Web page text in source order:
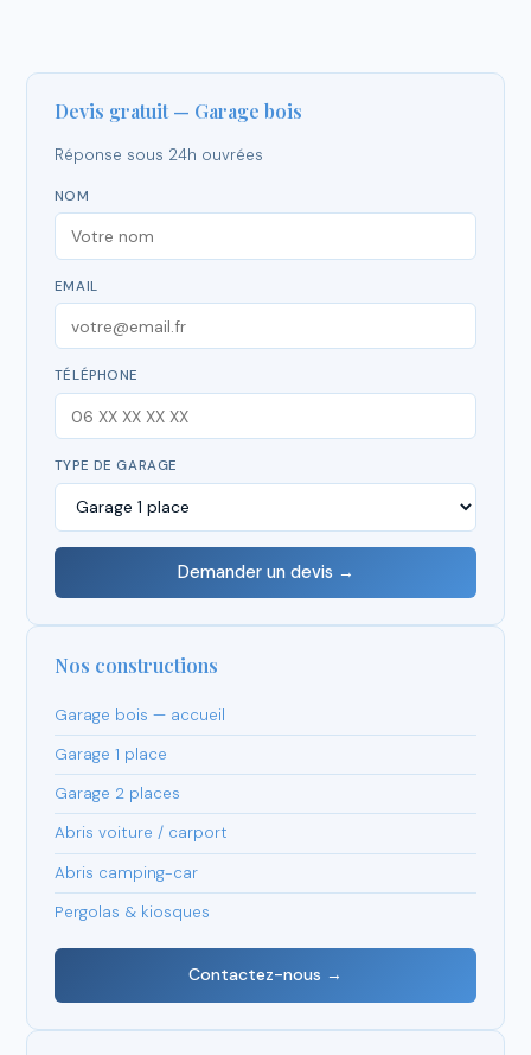
Devis gratuit — Garage bois
Réponse sous 24h ouvrées
NOM
EMAIL
TÉLÉPHONE
TYPE DE GARAGE
Demander un devis →
Nos constructions
Garage bois — accueil
Garage 1 place
Garage 2 places
Abris voiture / carport
Abris camping-car
Pergolas & kiosques
Contactez-nous →